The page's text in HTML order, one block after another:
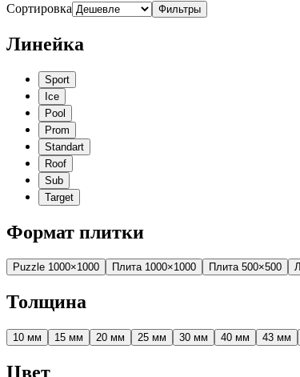
Сортировка Фильтры
Линейка
Sport
Ice
Pool
Prom
Standart
Roof
Sub
Target
Формат плитки
Puzzle 1000×1000 Плита 1000×1000 Плита 500×500
Толщина
10 мм 15 мм 20 мм 25 мм 30 мм 40 мм 43 мм
Цвет